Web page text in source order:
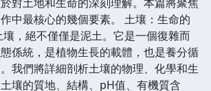
中最核心的幾個要素。 土壤：生命的
，絕不僅僅是泥土。它是一個復雜而
係統，是植物生長的載體，也是養分循
我們將詳細剖析土壤的物理、化學和生
壤的質地、結構、pH值、有機質含